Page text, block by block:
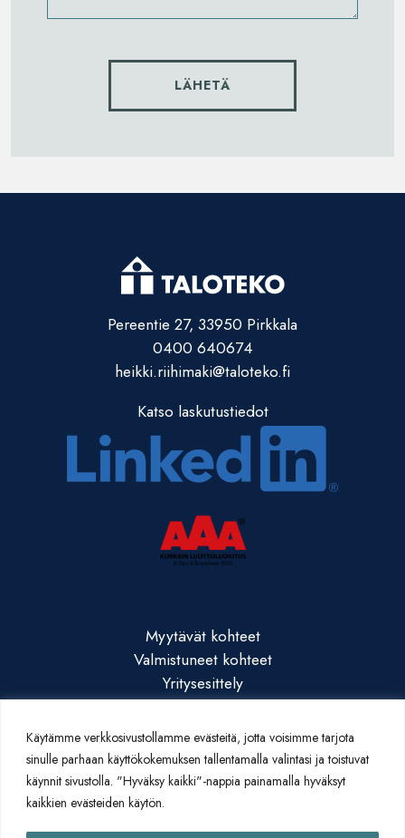
Käytämme verkkosivustollamme evästeitä, jotta voisimme tarjota
sinulle parhaan käyttökokemuksen tallentamalla valintasi ja toistuvat
käynnit sivustolla. "Hyväksy kaikki"-nappia painamalla hyväksyt
kaikkien evästeiden käytön.
Pereentie 27, 33950 Pirkkala
0400 640674
heikki.riihimaki@taloteko.fi
Katso laskutustiedot
Myytävät kohteet
Valmistuneet kohteet
Yritysesittely
Yhteystiedot
Artikkelit